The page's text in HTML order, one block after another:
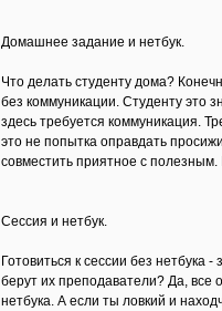
Домашнее задание и нетбук.
Что делать студенту дома?
без коммуникации. Студенту это
здесь требуется коммуникация.
это не попытка оправдать
совместить приятное с
Сессия и нетбук.
Готовиться к сессии без
берут их преподаватели? Да, все
нетбука. А если ты ловкий и